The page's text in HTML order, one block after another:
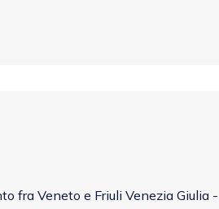
fra Veneto e Friuli Venezia Giulia